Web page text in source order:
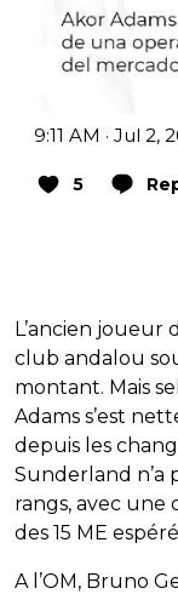
9:11 AM · Jul 2,
5
L’ancien joueur
club andalou
montant. Mais
Adams s’est
depuis les
Sunderland n’a
rangs, avec une
des 15 ME
A l’OM, Bruno